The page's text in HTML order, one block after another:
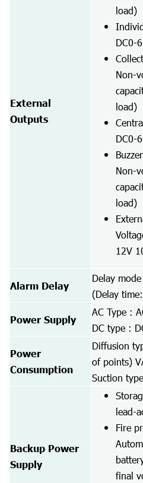
External
Outputs
load)
DC0-
Non-
load)
DC0-
Non-
load)
12V
Alarm Delay
Delay
(Delay
Power Supply
AC Type :
DC type :
Power
Consumption
Diffusion
of points)
Suction
Backup Power
Supply
lead-
Fire
final